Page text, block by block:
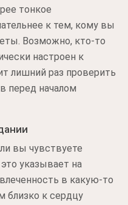
тонкое
к тем, кому вы
Возможно, кто-то
настроен к
лишний раз проверить
перед началом
вы чувствуете
указывает на
в какую-то
близко к сердцу